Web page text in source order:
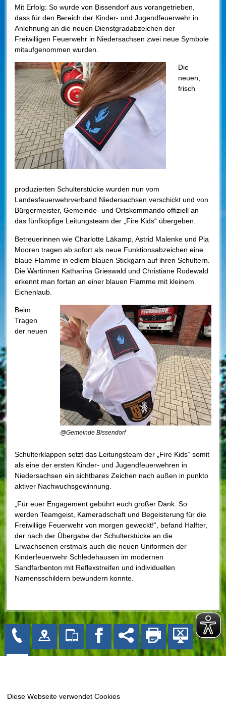
Mit Erfolg: So wurde von Bissendorf aus vorangetrieben,
dass für den Bereich der Kinder- und Jugendfeuerwehr in
Anlehnung an die neuen Dienstgradabzeichen der
Freiwilligen Feuerwehr in Niedersachsen zwei neue Symbole
mitaufgenommen wurden.
Die
neuen,
frisch
produzierten Schulterstücke wurden nun vom
Landesfeuerwehrverband Niedersachsen verschickt und von
Bürgermeister, Gemeinde- und Ortskommando offiziell an
das fünfköpfige Leitungsteam der „Fire Kids“ übergeben.
Betreuerinnen wie Charlotte Läkamp, Astrid Malenke und Pia
Mooren tragen ab sofort als neue Funktionsabzeichen eine
blaue Flamme in edlem blauen Stickgarn auf ihren Schultern.
Die Wartinnen Katharina Grieswald und Christiane Rodewald
erkennt man fortan an einer blauen Flamme mit kleinem
Eichenlaub.
@Gemeinde Bissendorf
Beim
Tragen
der neuen
Schulterklappen setzt das Leitungsteam der „Fire Kids“ somit
als eine der ersten Kinder- und Jugendfeuerwehren in
Niedersachsen ein sichtbares Zeichen nach außen in punkto
aktiver Nachwuchsgewinnung.
„Für euer Engagement gebührt euch großer Dank. So
werden Teamgeist, Kameradschaft und Begeisterung für die
Freiwillige Feuerwehr von morgen geweckt!“, befand Halfter,
der nach der Übergabe der Schulterstücke an die
Erwachsenen erstmals auch die neuen Uniformen der
Kinderfeuerwehr Schledehausen im modernen
Sandfarbenton mit Reflexstreifen und individuellen
Namensschildern bewundern konnte.
Gemeinde Bissendorf